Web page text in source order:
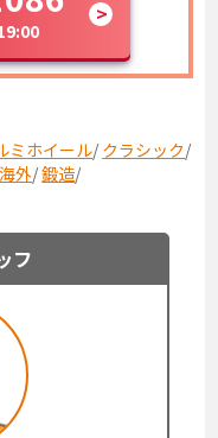
ミホイール/ クラシック/
海外/鍛造/
フ